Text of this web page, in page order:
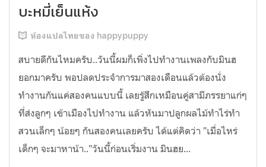
บะหมี่เย็นแห้ง
ห้องแปลไทยของ happypuppy
สบายดีกันไหมครับ..วันนี้ผมก็เพิ่งไปทำงานเพลงกับมินฮ
ยอกมาครับ พอปลดประจำการมาสองเดือนแล้วต้องนั่ง
ทำงานกันแค่สองคนแบบนี้ เลยรู้สึกเหมือนคู่สามีภรรยาแก่ๆ
ที่ส่งลูกๆ เข้าเมืองไปทำงาน แล้วหันมาปลูกผลไม้ทำไร่ทำ
สวนเล็กๆ น้อยๆ กันสองคนเลยครับ ได้แต่คิดว่า "เมื่อไหร่
เด็กๆ จะมาหาน้า.."วันนี้ก่อนเริ่มงาน มินฮย...